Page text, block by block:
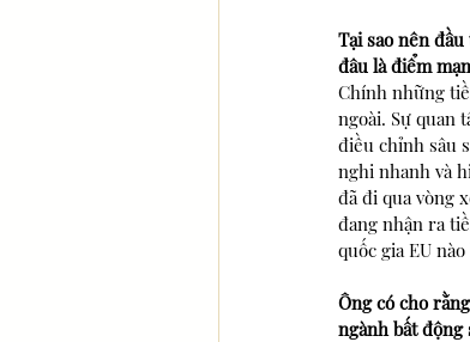
Tại sao nên
đâu là điểm
Chính những
ngoài. Sự quan
điều chỉnh sâu
nghi nhanh và
đã đi qua vòng
đang nhận ra
quốc gia EU
Ông có cho
ngành bất động